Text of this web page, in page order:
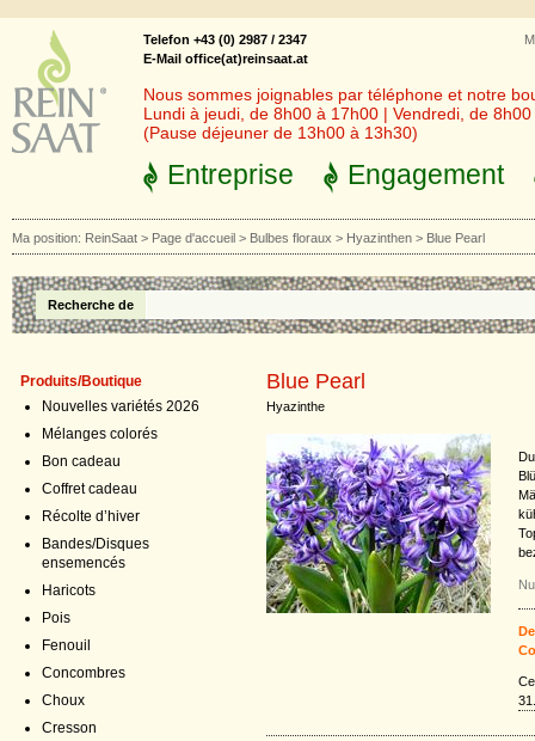
Telefon +43 (0) 2987 / 2347
E-Mail office(at)reinsaat.at
Nous sommes joignables par téléphone et notre
Lundi à jeudi, de 8h00 à 17h00 | Vendredi, de
(Pause déjeuner de 13h00 à 13h30)
Entreprise Engagement
Ma position: ReinSaat > Page d'accueil > Bulbes floraux > Hyazinthen > Blue Pearl
Recherche de
Produits/Boutique
Nouvelles variétés 2026
Mélanges colorés
Bon cadeau
Coffret cadeau
Récolte d’hiver
Bandes/Disques
ensemencés
Haricots
Pois
Fenouil
Concombres
Choux
Cresson
Blue Pearl
Hyazinthe